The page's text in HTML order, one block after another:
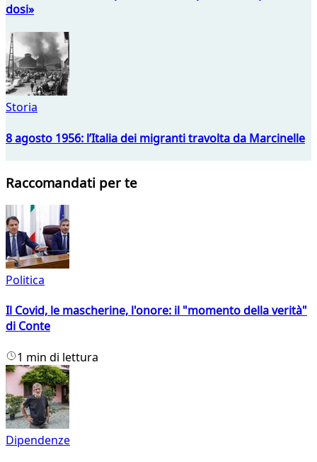
dosi»
Storia
8 agosto 1956: l’Italia dei migranti travolta da Marcinelle
Raccomandati per te
Politica
Il Covid, le mascherine, l'onore: il "momento della verità"
di Conte
1 min di lettura
Dipendenze